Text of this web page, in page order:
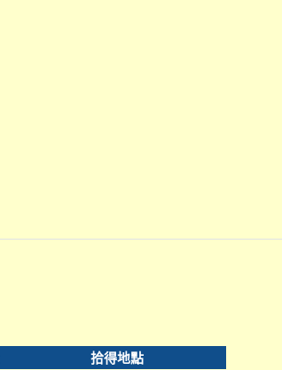
拾得地點